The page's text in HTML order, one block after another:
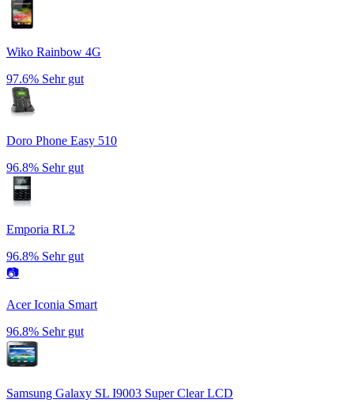
Wiko Rainbow 4G
97.6% Sehr gut
Doro Phone Easy 510
96.8% Sehr gut
Emporia RL2
96.8% Sehr gut
📷
Acer Iconia Smart
96.8% Sehr gut
Samsung Galaxy SL I9003 Super Clear LCD